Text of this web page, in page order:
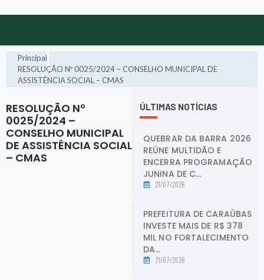
Principal
RESOLUÇÃO Nº 0025/2024 – CONSELHO MUNICIPAL DE
ASSISTÊNCIA SOCIAL – CMAS
RESOLUÇÃO Nº
0025/2024 –
CONSELHO MUNICIPAL
DE ASSISTÊNCIA SOCIAL
– CMAS
ÚLTIMAS NOTÍCIAS
QUEBRAR DA BARRA 2026
REÚNE MULTIDÃO E
ENCERRA PROGRAMAÇÃO
JUNINA DE C...
21/07/2026
PREFEITURA DE CARAÚBAS
INVESTE MAIS DE R$ 378
MIL NO FORTALECIMENTO
DA...
21/07/2026